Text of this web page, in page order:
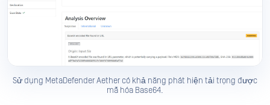
Sử dụng MetaDefender Aether có khả năng phát hiện tải trọng được
mã hóa Base64.